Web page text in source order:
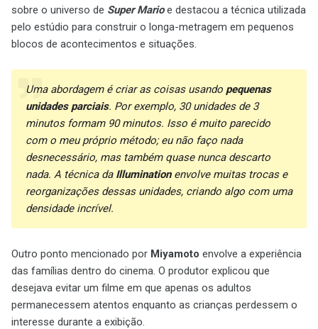
sobre o universo de Super Marioe destacou a técnica utilizada
pelo estúdio para construir o longa-metragem em pequenos
blocos de acontecimentos e situações.
Uma abordagem é criar as coisas usando pequenas
unidades parciais. Por exemplo, 30 unidades de 3
minutos formam 90 minutos. Isso é muito parecido
com o meu próprio método; eu não faço nada
desnecessário, mas também quase nunca descarto
nada. A técnica da Illumination envolve muitas trocas e
reorganizações dessas unidades, criando algo com uma
densidade incrível.
Outro ponto mencionado por Miyamoto envolve a experiência
das famílias dentro do cinema. O produtor explicou que
desejava evitar um filme em que apenas os adultos
permanecessem atentos enquanto as crianças perdessem o
interesse durante a exibição.